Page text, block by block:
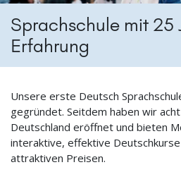
Sprachschule mit 25
Erfahrung
Unsere erste Deutsch
gegründet. Seitdem haben wir
Deutschland eröffnet und bieten
interaktive, effektive
attraktiven Preisen.